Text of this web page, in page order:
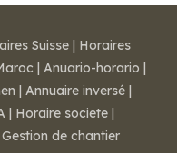
Suisse | Horaires
| Anuario-horario |
| Annuaire inversé |
| Horaire societe |
Gestion de chantier